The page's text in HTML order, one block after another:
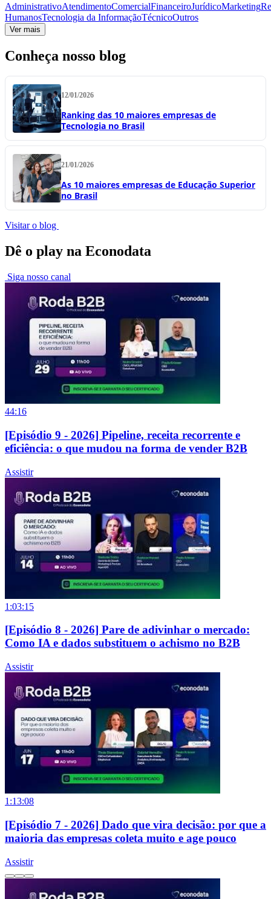
AdministrativoAtendimentoComercialFinanceiroJurídicoMarketing
HumanosTecnologia da InformaçãoTécnicoOutros
Ver mais
Conheça nosso blog
12/01/2026
Ranking das 10 maiores empresas de
Tecnologia no Brasil
21/01/2026
As 10 maiores empresas de Educação Superior
no Brasil
Visitar o blog
Dê o play na Econodata
Siga nosso canal
44:16
[Episódio 9 - 2026] Pipeline, receita recorrente e
eficiência: o que mudou na forma de vender B2B
Assistir
1:03:15
[Episódio 8 - 2026] Pare de adivinhar o mercado:
Como IA e dados substituem o achismo no B2B
Assistir
1:13:08
[Episódio 7 - 2026] Dado que vira decisão: por que a
maioria das empresas coleta muito e age pouco
Assistir